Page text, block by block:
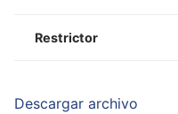
Restrictor
Descargar archivo